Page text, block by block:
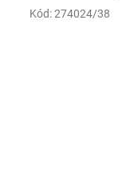
Kód:274024/38